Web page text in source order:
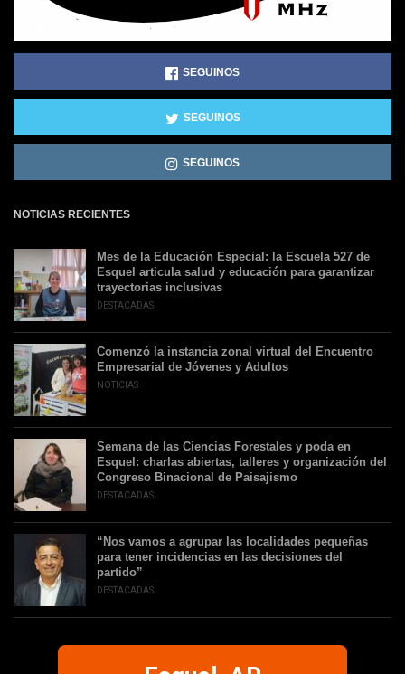
SEGUINOS
SEGUINOS
SEGUINOS
NOTICIAS RECIENTES
Mes de la Educación Especial: la Escuela 527 de
Esquel articula salud y educación para garantizar
trayectorias inclusivas
DESTACADAS
Comenzó la instancia zonal virtual del Encuentro
Empresarial de Jóvenes y Adultos
NOTICIAS
Semana de las Ciencias Forestales y poda en
Esquel: charlas abiertas, talleres y organización del
Congreso Binacional de Paisajismo
DESTACADAS
“Nos vamos a agrupar las localidades pequeñas
para tener incidencias en las decisiones del
partido”
DESTACADAS